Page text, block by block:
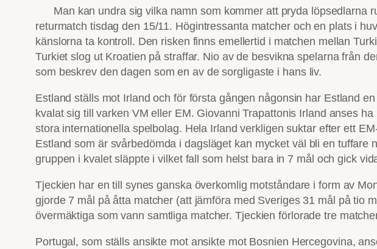
Man kan undra sig vilka namn som kommer att pryda löpsedlarna
returmatch tisdag den 15/11. Högintressanta matcher och en plats i
känslorna ta kontroll. Den risken finns emellertid i matchen mellan
Turkiet slog ut Kroatien på straffar. Nio av de besvikna spelarna från
som beskrev den dagen som en av de sorgligaste i hans liv.
Estland ställs mot Irland och för första gången någonsin har Estland
kvalat sig till varken VM eller EM. Giovanni Trapattonis Irland anses
stora internationella spelbolag. Hela Irland verkligen suktar efter ett
Estland som är svårbedömda i dagsläget kan mycket väl bli en
gruppen i kvalet släppte i vilket fall som helst bara in 7 mål och gick
Tjeckien har en till synes ganska överkomlig motståndare i form av
gjorde 7 mål på åtta matcher (att jämföra med Sveriges 31 mål på tio
övermäktiga som vann samtliga matcher. Tjeckien förlorade tre
Portugal, som ställs ansikte mot ansikte mot Bosnien Hercegovina,